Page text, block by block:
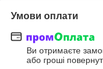
Умови оплати
Ви отримаєте
або гроші